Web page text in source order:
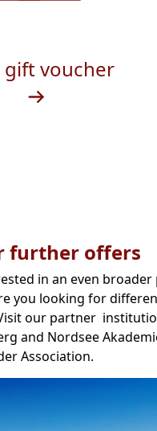
gift voucher
further offers
in an even
you looking for
our partner
and Nordsee
Association.